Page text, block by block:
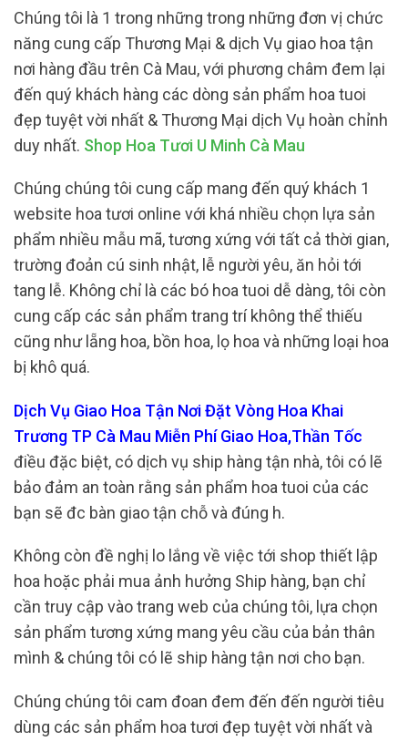
Chúng tôi là 1 trong những trong những đơn vị chức
năng cung cấp Thương Mại & dịch Vụ giao hoa tận
nơi hàng đầu trên Cà Mau, với phương châm đem lại
đến quý khách hàng các dòng sản phẩm hoa tuoi
đẹp tuyệt vời nhất & Thương Mại dịch Vụ hoàn chỉnh
duy nhất. Shop Hoa Tươi U Minh Cà Mau
Chúng chúng tôi cung cấp mang đến quý khách 1
website hoa tươi online với khá nhiều chọn lựa sản
phẩm nhiều mẫu mã, tương xứng với tất cả thời gian,
trường đoản cú sinh nhật, lễ người yêu, ăn hỏi tới
tang lễ. Không chỉ là các bó hoa tuoi dễ dàng, tôi còn
cung cấp các sản phẩm trang trí không thể thiếu
cũng như lẵng hoa, bồn hoa, lọ hoa và những loại hoa
bị khô quá.
Dịch Vụ Giao Hoa Tận Nơi Đặt Vòng Hoa Khai
Trương TP Cà Mau Miễn Phí Giao Hoa,Thần Tốc
điều đặc biệt, có dịch vụ ship hàng tận nhà, tôi có lẽ
bảo đảm an toàn rằng sản phẩm hoa tuoi của các
bạn sẽ đc bàn giao tận chỗ và đúng h.
Không còn đề nghị lo lắng về việc tới shop thiết lập
hoa hoặc phải mua ảnh hưởng Ship hàng, bạn chỉ
cần truy cập vào trang web của chúng tôi, lựa chọn
sản phẩm tương xứng mang yêu cầu của bản thân
mình & chúng tôi có lẽ ship hàng tận nơi cho bạn.
Chúng chúng tôi cam đoan đem đến đến người tiêu
dùng các sản phẩm hoa tươi đẹp tuyệt vời nhất và